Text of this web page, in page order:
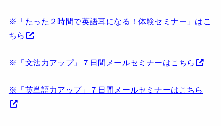
※「たった２時間で英語耳になる！体験セミナー」はこ
ちら
※「文法力アップ」７日間メールセミナーはこちら
※「英単語力アップ」７日間メールセミナーはこちら